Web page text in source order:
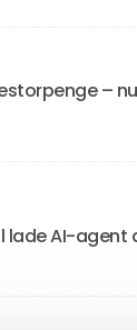
–
lade AI-